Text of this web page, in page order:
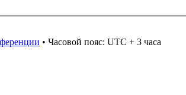
• Часовой пояс: UTC + 3 часа